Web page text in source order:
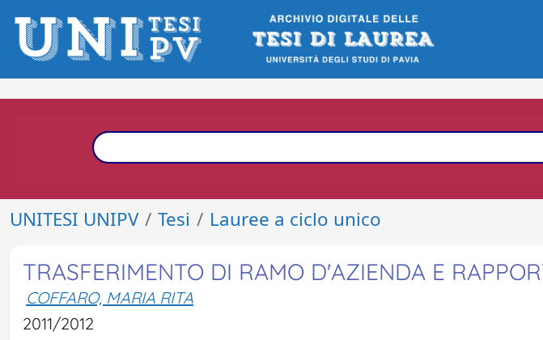
UNITESI UNIPV Tesi Lauree a ciclo unico
TRASFERIMENTO DI RAMO D'AZIENDA E
COFFARO, MARIA RITA
2011/2012